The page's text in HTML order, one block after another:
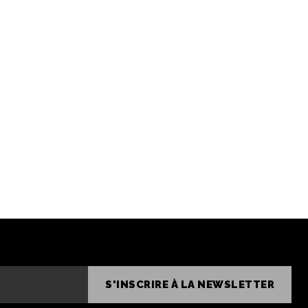
S'INSCRIRE À LA NEWSLETTER